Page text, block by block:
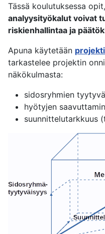
Tässä koulutuksessa
analyysityökalut voivat
riskienhallintaa ja
Apuna käytetään
tarkastelee projektin
näkökulmasta:
sidosryhmien
hyötyjen
suunnittelutarkkuus